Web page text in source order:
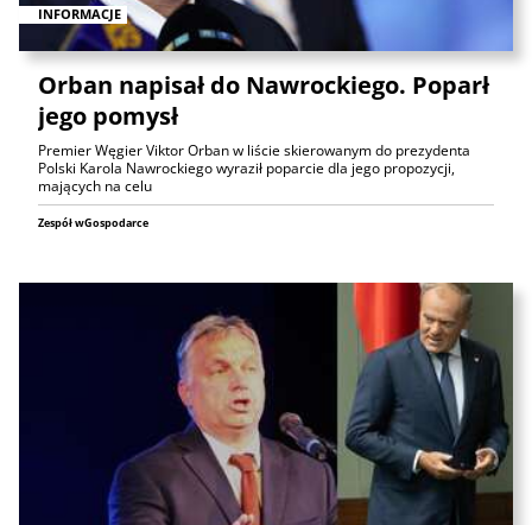
INFORMACJE
Orban napisał do Nawrockiego. Poparł
jego pomysł
Premier Węgier Viktor Orban w liście skierowanym do prezydenta
Polski Karola Nawrockiego wyraził poparcie dla jego propozycji,
mających na celu
Zespół wGospodarce